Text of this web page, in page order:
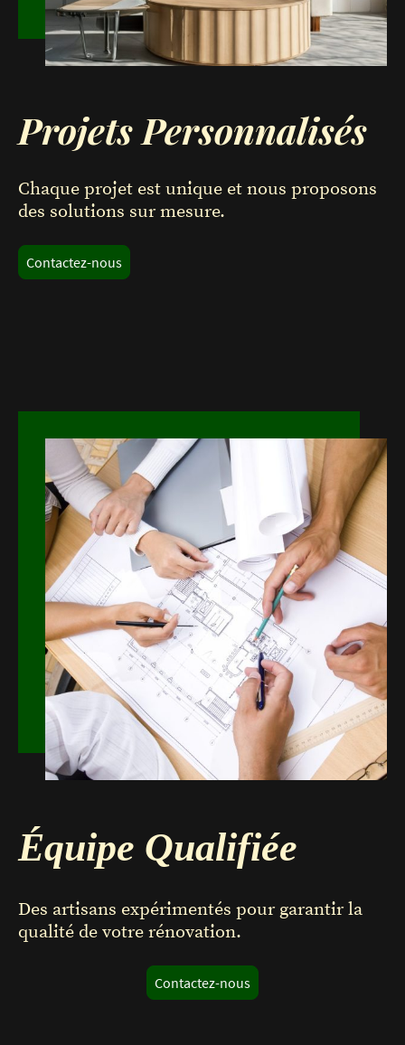
Projets Personnalisés
Chaque projet est unique et nous proposons
des solutions sur mesure.
Contactez-nous
Équipe Qualifiée
Des artisans expérimentés pour garantir la
qualité de votre rénovation.
Contactez-nous